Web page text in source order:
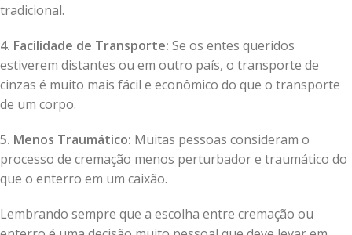
tradicional.
4. Facilidade de Transporte: Se os entes queridos
estiverem distantes ou em outro país, o transporte de
cinzas é muito mais fácil e econômico do que o transporte
de um corpo.
5. Menos Traumático: Muitas pessoas consideram o
processo de cremação menos perturbador e traumático do
que o enterro em um caixão.
Lembrando sempre que a escolha entre cremação ou